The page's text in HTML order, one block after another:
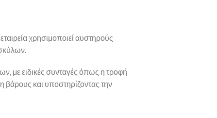
χρησιμοποιεί αυστηρούς
με ειδικές συνταγές όπως η τροφή
και υποστηρίζοντας την